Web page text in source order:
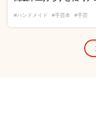
#ハンドメイド #手芸本 #手芸